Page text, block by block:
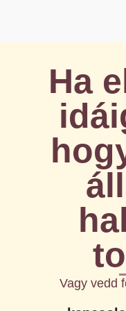
Ha
Vagy vedd